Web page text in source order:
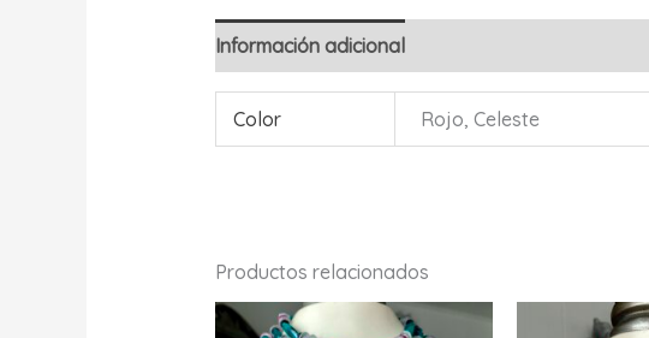
Información adicional
Color Rojo, Celeste
Productos relacionados